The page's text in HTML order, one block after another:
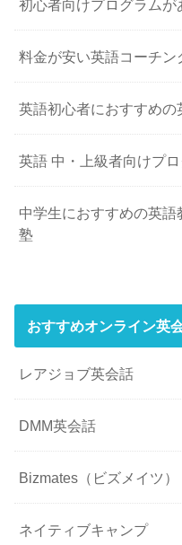
初心者向けプログラム
料金が安い英語コーチン
英語初心者におすすめの
英語 中・上級者向けプ
中学生におすすめの英
塾
おすすめオンライン英
レアジョブ英会話
DMM英会話
Bizmates（ビズメイツ）
ネイティブキャンプ